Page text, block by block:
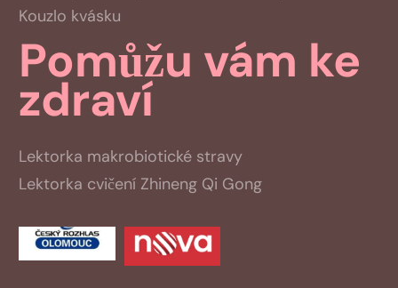
Kouzlo kvásku
Pomůžu vám ke
zdraví
Lektorka makrobiotické stravy
Lektorka cvičení Zhineng Qi Gong